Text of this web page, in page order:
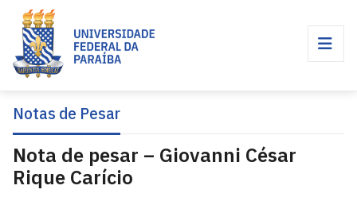
Notas de Pesar
Nota de pesar – Giovanni César
Rique Carício